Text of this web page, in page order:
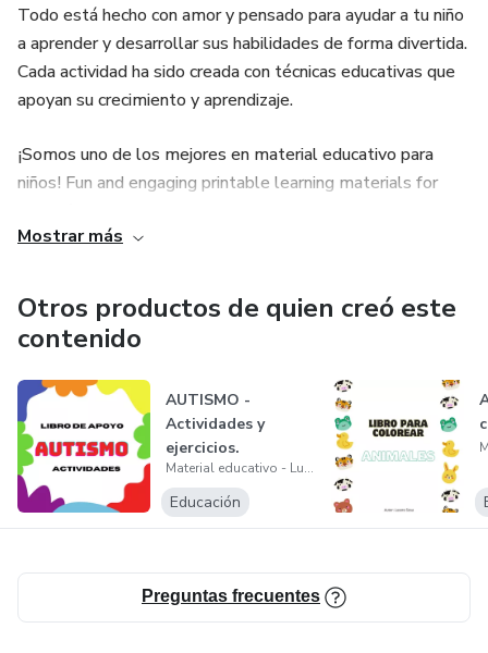
Todo está hecho con amor y pensado para ayudar a tu niño
a aprender y desarrollar sus habilidades de forma divertida.
Cada actividad ha sido creada con técnicas educativas que
apoyan su crecimiento y aprendizaje.
¡Somos uno de los mejores en material educativo para
niños! Fun and engaging printable learning materials for
Educativo después de la compra escribanos a:
misslucerososa@gmail.com
Mostrar más
Otros productos de quien creó este
contenido
AUTISMO -
Actividades y
ejercicios.
Material educativo - Lucero Sosa
Educación
Preguntas frecuentes